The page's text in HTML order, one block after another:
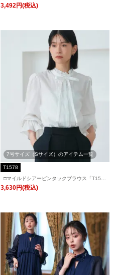
1601」/ 学校行事・通勤・ビジネス・オフィ
3,492円(税込)
7号サイズ（Sサイズ）のアイテム一覧
T1578
□マイルドシアーピンタックブラウス「T157
8」/ 学校行事・通勤・ビジネス・オフィスシ
3,630円(税込)